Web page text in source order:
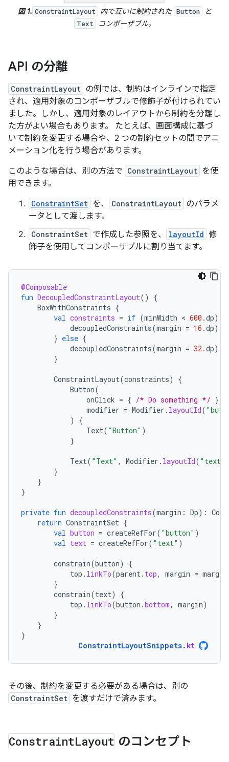
図 1. ConstraintLayout 内で互いに制約された Button と
Text コンポーザブル。
API の分離
ConstraintLayout の例では、制約はインラインで指定
され、適用対象のコンポーザブルで修飾子が付けられてい
ました。しかし、適用対象のレイアウトから制約を分離し
た方がよい場合もあります。 たとえば、画面構成に基づ
いて制約を変更する場合や、2 つの制約セットの間でアニ
メーション化を行う場合があります。
このような場合は、別の方法で ConstraintLayout を使
用できます。
ConstraintSet を、 ConstraintLayout のパラメ
ータとして渡します。
ConstraintSet で作成した参照を、 layoutId 修
飾子を使用してコンポーザブルに割り当てます。
@Composable
fun DecoupledConstraintLayout()
{
BoxWithConstraints {
val constraints = if (minWidth < 600.dp)
decoupledConstraints(margin = 16.dp)
} else {
decoupledConstraints(margin = 32.dp)
}
ConstraintLayout(constraints)
{
Button(
onClick = { /* Do something */ },
modifier = Modifier . layoutId(
)
{
Text( "Button" )
}
Text( "Text" , Modifier . layoutId( "text"
}
}
}
private fun decoupledConstraints(margin : Dp):
return ConstraintSet {
val button = createRefFor( "button" )
val text = createRefFor( "text" )
constrain(button)
{
top . linkTo(parent. top, margin = margin
}
constrain(text)
{
top . linkTo(button .bottom, margin)
}
}
}
ConstraintLayoutSnippets. kt
その後、制約を変更する必要がある場合は、別の
ConstraintSet を渡すだけで済みます。
ConstraintLayout のコンセプト